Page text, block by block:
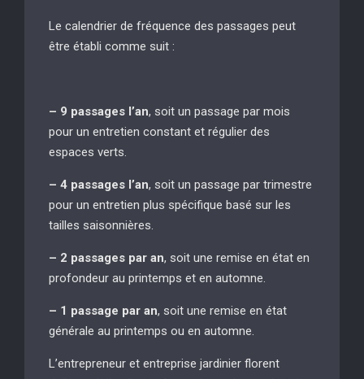
Le calendrier de fréquence des passages peut
être établi comme suit :
– 9 passages l’an, soit un passage par mois
pour un entretien constant et régulier des
espaces verts.
– 4 passages l’an, soit un passage par trimestre
pour un entretien plus spécifique basé sur les
tailles saisonnières.
– 2 passages par an, soit une remise en état en
profondeur au printemps et en automne.
– 1 passage par an, soit une remise en état
générale au printemps ou en automne.
L’entrepreneur et entreprise jardinier florent